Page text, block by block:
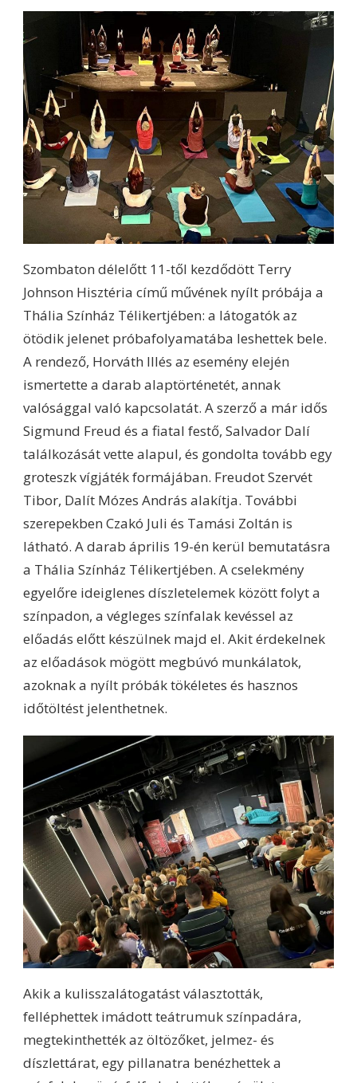
Szombaton délelőtt 11-től kezdődött Terry
Johnson Hisztéria című művének nyílt próbája a
Thália Színház Télikertjében: a látogatók az
ötödik jelenet próbafolyamatába leshettek bele.
A rendező, Horváth Illés az esemény elején
ismertette a darab alaptörténetét, annak
valósággal való kapcsolatát. A szerző a már idős
Sigmund Freud és a fiatal festő, Salvador Dalí
találkozását vette alapul, és gondolta tovább egy
groteszk vígjáték formájában. Freudot Szervét
Tibor, Dalít Mózes András alakítja. További
szerepekben Czakó Juli és Tamási Zoltán is
látható. A darab április 19-én kerül bemutatásra
a Thália Színház Télikertjében. A cselekmény
egyelőre ideiglenes díszletelemek között folyt a
színpadon, a végleges színfalak kevéssel az
előadás előtt készülnek majd el. Akit érdekelnek
az előadások mögött megbúvó munkálatok,
azoknak a nyílt próbák tökéletes és hasznos
időtöltést jelenthetnek.
Akik a kulisszalátogatást választották,
felléphettek imádott teátrumuk színpadára,
megtekinthették az öltözőket, jelmez- és
díszlettárat, egy pillanatra benézhettek a